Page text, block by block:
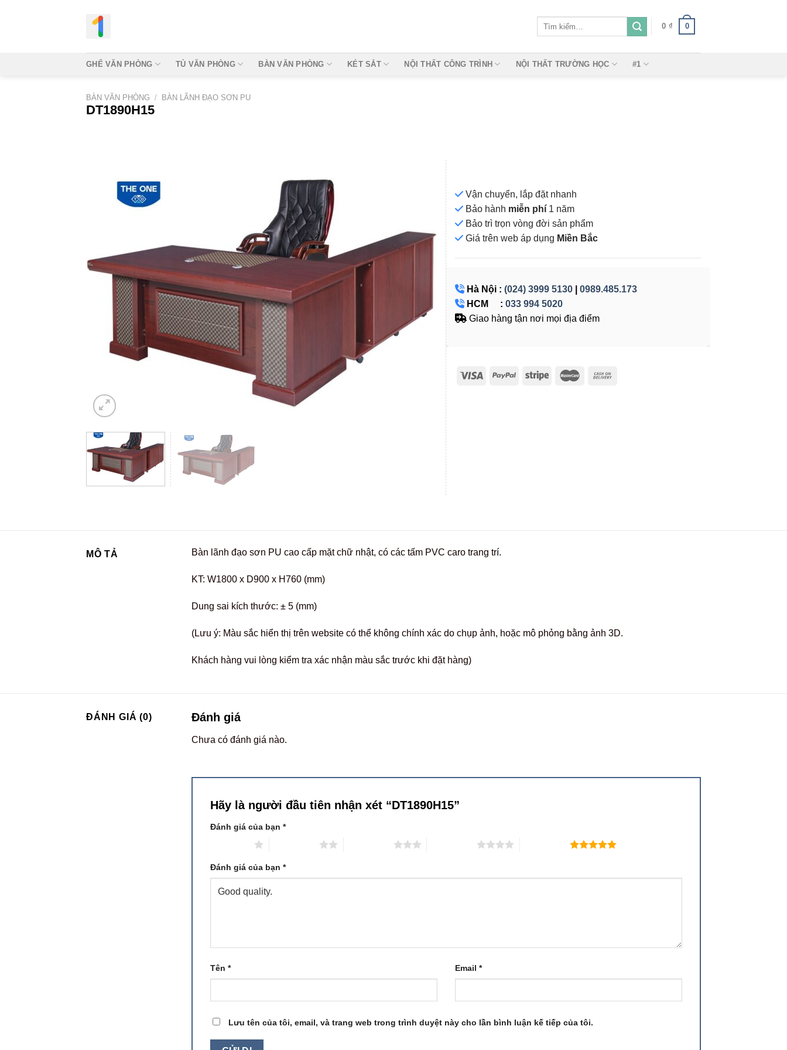
0 ₫ 0
GHẾ VĂN PHÒNG TỦ VĂN PHÒNG BÀN VĂN PHÒNG KÉT SẮT NỘI THẤT CÔNG TRÌNH NỘI THẤT TRƯỜNG HỌC #1
BÀN VĂN PHÒNG / BÀN LÃNH ĐẠO SƠN PU
DT1890H15
Add to
wishlist
Vận chuyển, lắp đặt nhanh
Bảo hành miễn phí 1 năm
Bảo trì trọn vòng đời sản phẩm
Giá trên web áp dụng Miền Bắc
Hà Nội : (024) 3999 5130
0989.485.173
HCM : 033 994 5020
Giao hàng tận nơi mọi địa điểm
MÔ TẢ Bàn lãnh đạo sơn PU cao cấp mặt chữ nhật, có các tấm PVC caro trang trí.
KT: W1800 x D900 x H760 (mm)
Dung sai kích thước: ± 5 (mm)
(Lưu ý: Màu sắc hiển thị trên website có thể không chính xác do chụp ảnh, hoặc mô phỏng bằng ảnh 3D.
Khách hàng vui lòng kiểm tra xác nhận màu sắc trước khi đặt hàng)
ĐÁNH GIÁ (0) Đánh giá
Chưa có đánh giá nào.
Hãy là người đầu tiên nhận xét “DT1890H15”
Đánh giá của bạn *
5 trên 5 sao
Đánh giá của bạn *
Tên * Email *
Lưu tên của tôi, email, và trang web trong trình duyệt này cho lần bình luận kế tiếp của tôi.